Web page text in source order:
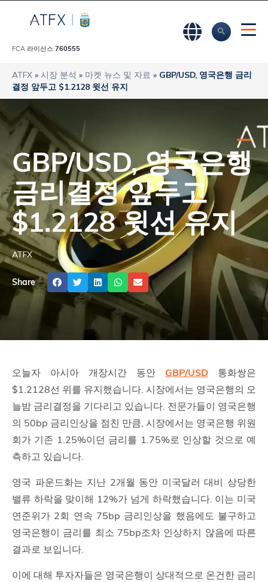
FCA 라이선스 760555
ATFX » 시장 분석 » 마켓 뉴스 및 자료 » GBP/USD, 영국은행 금리
결정 앞두고 $1.2128 윗선 유지
GBP/USD, 영국은행
금리결정 앞두고
$1.2128 윗선 유지
ATFX
Share
오늘자 아시아 개장시간 동안 GBP/USD
통화쌍은
$1.2128선 위를 유지했습니다. 시장에서는 영국은행의 오
늘밤 금리결정을 기다리고 있습니다. 전문가들이 영국은행
의 50bp 금리인상을 점친 만큼, 시장에서는 영국은행 위원
회가 기존 1.25%이던 금리를 1.75%로 인상할 것으로 예
측하고 있습니다.
영국 파운드화는 지난 2개월 동안 미국달러 대비 상당한
밸류 하락을 맞이해 12%가 넘게 하락했습니다. 이는 미국
연준위가 2회 연속 75bp 금리인상을 했음에도 불구하고
영국은행이 금리를 최소 75bp조차 인상하지 않음에 따른
결과로 보입니다.
이에 대해 투자자들은 영국은행이 상대적으로 온건한 금리